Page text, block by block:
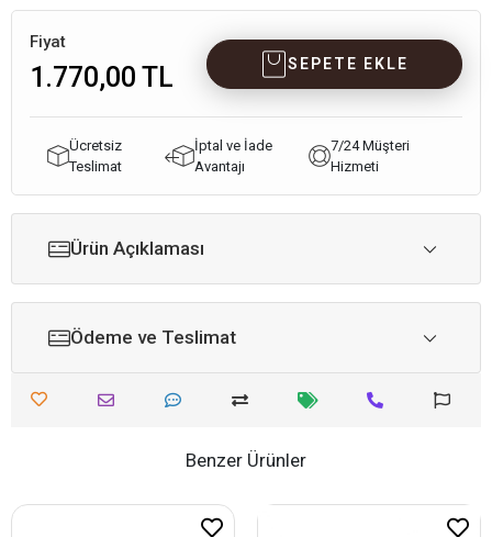
Fiyat
1.770,00 TL SEPETE EKLE
Ücretsiz
Teslimat
İptal ve İade
Avantajı
7/24 Müşteri
Hizmeti
Ürün Açıklaması
Ödeme ve Teslimat
Benzer Ürünler